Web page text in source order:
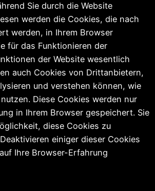
Sie durch die Website
werden die Cookies, die nach
werden, in Ihrem Browser
für das Funktionieren der
der Website wesentlich
auch Cookies von Drittanbietern,
und verstehen können, wie
Diese Cookies werden nur
in Ihrem Browser gespeichert. Sie
diese Cookies zu
einiger dieser Cookies
Ihre Browser-Erfahrung